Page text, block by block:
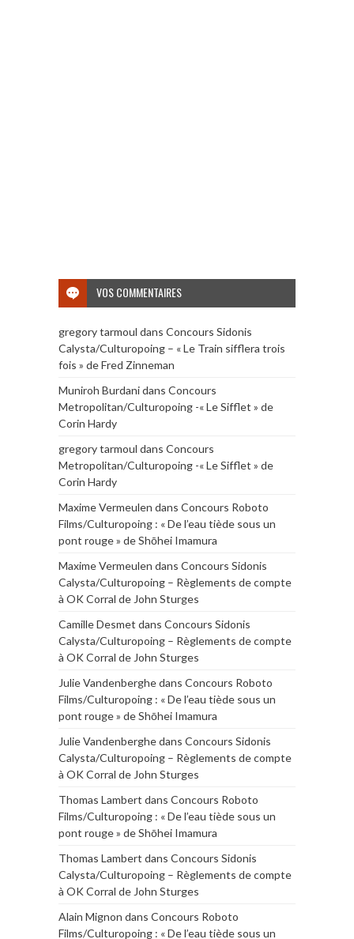
VOS COMMENTAIRES
gregory tarmoul dans Concours Sidonis
Calysta/Culturopoing – « Le Train sifflera trois
fois » de Fred Zinneman
Muniroh Burdanidans Concours
Metropolitan/Culturopoing -« Le Sifflet » de
Corin Hardy
gregory tarmoul dans Concours
Metropolitan/Culturopoing -« Le Sifflet » de
Corin Hardy
Maxime Vermeulen dans Concours Roboto
Films/Culturopoing : « De l’eau tiède sous un
pont rouge » de Shōhei Imamura
Maxime Vermeulen dans Concours Sidonis
Calysta/Culturopoing – Règlements de compte
à OK Corral de John Sturges
Camille Desmet dans Concours Sidonis
Calysta/Culturopoing – Règlements de compte
à OK Corral de John Sturges
Julie Vandenberghedans Concours Roboto
Films/Culturopoing : « De l’eau tiède sous un
pont rouge » de Shōhei Imamura
Julie Vandenberghedans Concours Sidonis
Calysta/Culturopoing – Règlements de compte
à OK Corral de John Sturges
Thomas Lambert dans Concours Roboto
Films/Culturopoing : « De l’eau tiède sous un
pont rouge » de Shōhei Imamura
Thomas Lambert dans Concours Sidonis
Calysta/Culturopoing – Règlements de compte
à OK Corral de John Sturges
Alain Mignon dans Concours Roboto
Films/Culturopoing : « De l’eau tiède sous un